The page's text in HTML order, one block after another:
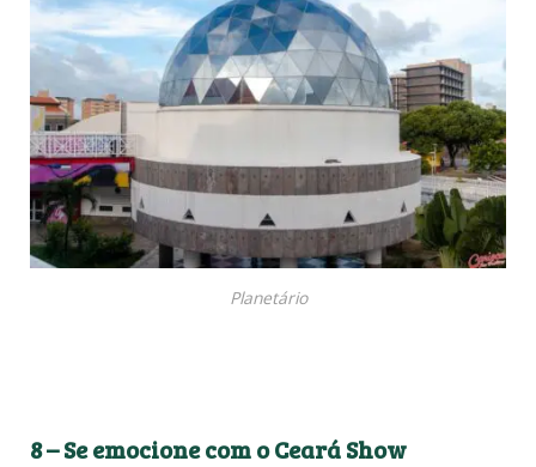
Planetário
8 – Se emocione com o Ceará Show